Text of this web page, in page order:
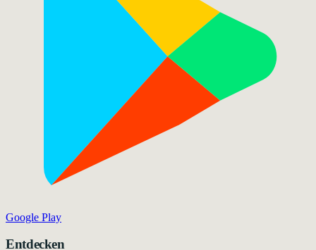
Google Play
Entdecken